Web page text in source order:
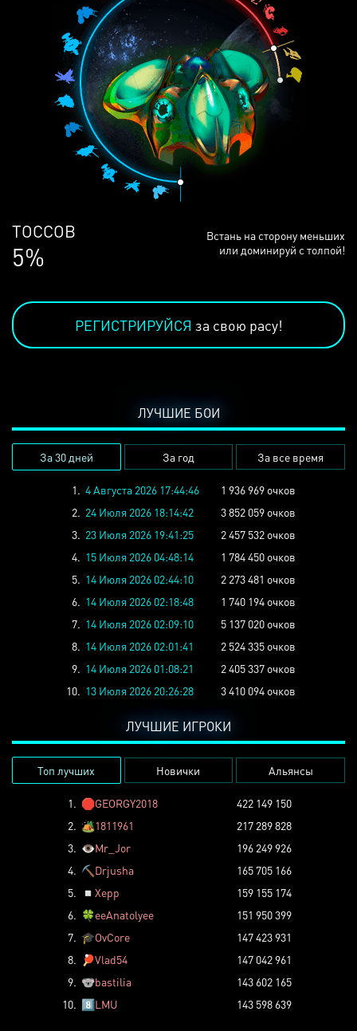
ЛЮДЕЙ
68%
Встань на сторону меньших
или доминируй с толпой!
РЕГИСТРИРУЙСЯ за свою расу!
ЛУЧШИЕ БОИ
За 30 дней За год За все время
1. 4 Августа 2026 17:44:46
1 936 969 очков
2. 24 Июля 2026 18:14:42
3 852 059 очков
3. 23 Июля 2026 19:41:25
2 457 532 очков
4. 15 Июля 2026 04:48:14
1 784 450 очков
5. 14 Июля 2026 02:44:10
2 273 481 очков
6. 14 Июля 2026 02:18:48
1 740 194 очков
7. 14 Июля 2026 02:09:10
5 137 020 очков
8. 14 Июля 2026 02:01:41
2 524 335 очков
9. 14 Июля 2026 01:08:21
2 405 337 очков
10. 13 Июля 2026 20:26:28 3 410 094 очков
ЛУЧШИЕ ИГРОКИ
Топ лучших Новички Альянсы
1. 🛑GEORGY2018
422 149 150
2. 🏕️1811961
217 289 828
3. 👁️Mr_Jor
196 249 926
4. ⛏️ Drjusha
165 705 166
5.
◽ Xepp
159 155 174
6. 🍀eeAnatolyee
151 950 399
7. 🎓OvCore
147 423 931
8.
🏓Vlad54
147 042 961
9. 🐨bastilia
143 602 165
10. 8️⃣LMU 143 598 639